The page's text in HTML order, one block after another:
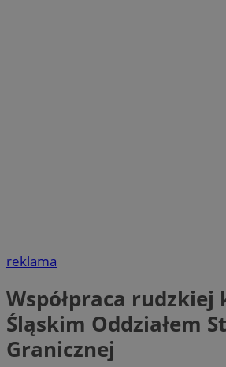
reklama
Współpraca rudzkiej
Śląskim Oddziałem
Granicznej